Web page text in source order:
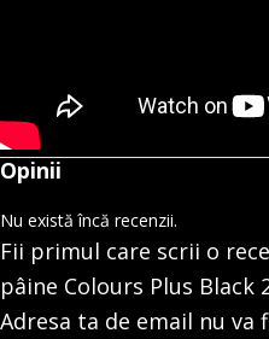
Opinii
Nu există încă recenzii.
Fii primul care scrii o
pâine Colours Plus Black
Adresa ta de email nu va